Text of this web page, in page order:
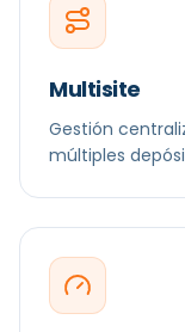
Multisite
Gestión
múltiples